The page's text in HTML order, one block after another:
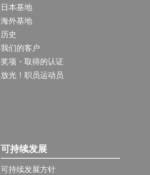
日本基地
海外基地
历史
我们的客户
奖项・取得的认证
放光！职员运动员
可持续发展
可持续发展方针